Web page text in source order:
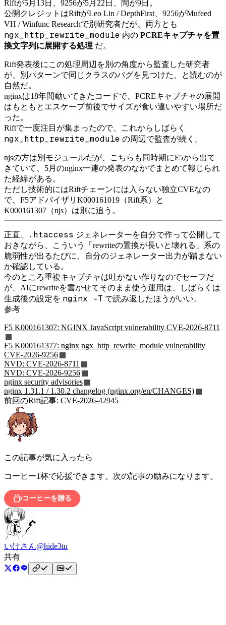
Riftが5月13日、9256が5月22日、間が9日。
公開クレジットはRiftがLeo Lin / DepthFirst、9256がMufeed
VH / Winfunc Researchで別研究者だが、両方とも
ngx_http_rewrite_module 内の PCREキャプチャを置
換文字列に展開する処理 だ。
Rift発表後にこの処理周辺を別の角度から監査した研究者
が、別パターンで同じクラスのバグを見つけた、と読むのが
自然だ。
nginxは18年間動いてきたコードで、PCREキャプチャの展開
はもともとエスケープ前後でサイズが食い違いやすい場所だ
った。
Riftで一度注目が集まったので、これからしばらく
ngx_http_rewrite_module の周辺で監査が続く。
njsの方は別モジュールだが、こちらも同時期にF5から出て
きていて、5月のnginx一連の発表のなかでまとめて報じられ
た経緯がある。
ただし技術的にはRiftチェーンには入らない独立CVEなの
で、F5アドバイザリK000161019（Rift系）と
K000161307（njs）は別に追う。
正直、 .htaccess ジェネレーターを自分で作って公開して
おきながら、こういう「rewriteの置換が長いと壊れる」系の
脆弱性が出るたびに、自分のジェネレーター出力が踏まない
か確認している。
今のところ重複キャプチャは吐かない作りなのでセーフだ
が、AIにrewriteを書かせてそのまま使う運用は、しばらくは
生成後の設定を nginx -T で読み返したほうがいい。
参考
F5 K000161307: NGINX JavaScript vulnerability CVE-2026-8711
F5 K000161377: nginx ngx_http_rewrite_module vulnerability
CVE-2026-9256
NVD: CVE-2026-8711
NVD: CVE-2026-9256
nginx security advisories
nginx 1.31.1 / 1.30.2 changelog (nginx.org/en/CHANGES)
前回のRift記事: CVE-2026-42945
この記事が気に入ったら
コーヒー1杯で応援できます。次の記事の励みになります。
コーヒーを贈る
いけさん@hide3tu
共有